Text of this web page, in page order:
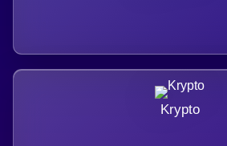
Krypto